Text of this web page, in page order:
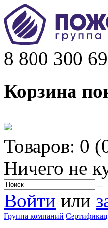
8 800 300
Корзина
Товаров: 0
Ничего не
Войти или
Группа компаний